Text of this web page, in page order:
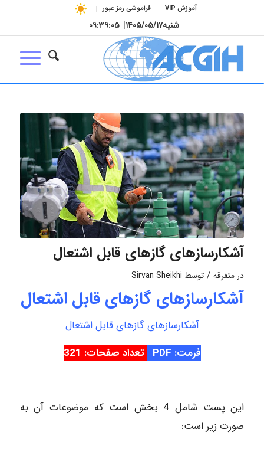
آموزش VIP فراموشی رمز عبور
شنبه۱۴۰۵/۰۵/۱۷| ۰۹:۳۹:۰۶
آشکارسازهای گازهای قابل اشتعال
در متفرقه / توسط Sirvan Sheikhi
آشکارسازهای گازهای قابل اشتعال
آشکارسازهای گازهای قابل اشتعال
فرمت: PDF
تعداد صفحات: 321
این پست شامل 4 بخش است که موضوعات آن به
صورت زیر است: